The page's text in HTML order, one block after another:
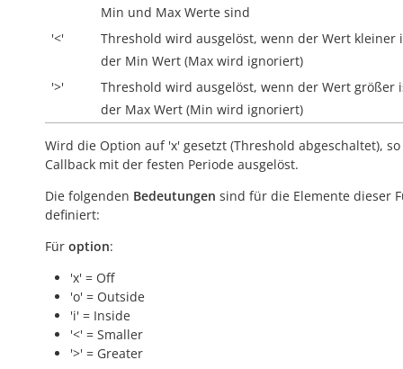
Min und Max Werte sind
'<'
Threshold wird ausgelöst, wenn der Wert kleiner
der Min Wert (Max wird ignoriert)
'>'
Threshold wird ausgelöst, wenn der Wert größer
der Max Wert (Min wird ignoriert)
Wird die Option auf 'x' gesetzt (Threshold abgeschaltet),
Callback mit der festen Periode ausgelöst.
Die folgenden Bedeutungen sind für die Elemente dieser
definiert:
Für option:
'x' = Off
'o' = Outside
'i' = Inside
'<' = Smaller
'>' = Greater